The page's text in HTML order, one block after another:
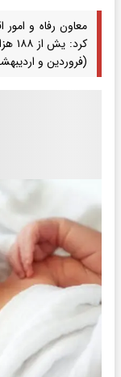
معاون رفاه و امور
(فروردین و